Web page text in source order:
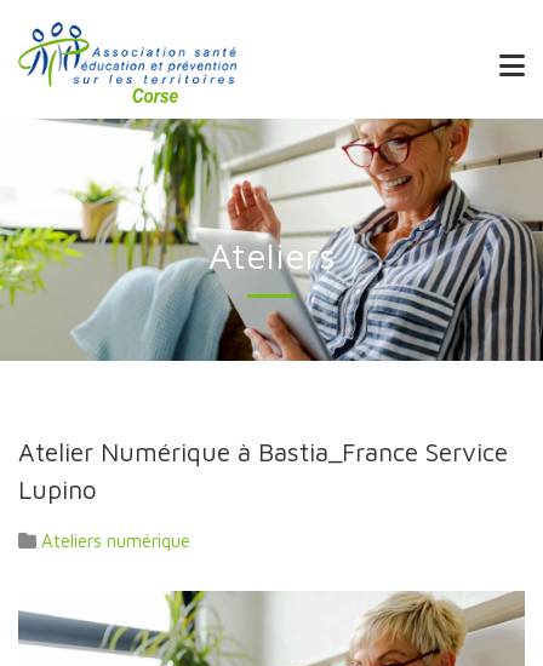
Ateliers
Atelier Numérique à Bastia_France Service
Lupino
Ateliers numérique